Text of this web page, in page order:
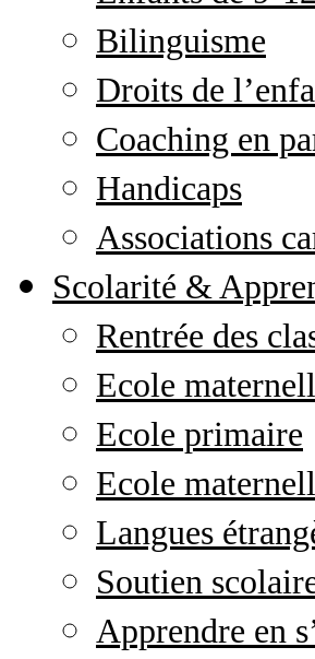
Bilinguisme
Droits de
Coaching en
Handicaps
Associations
Scolarité &
Rentrée des
Ecole
Ecole primaire
Ecole
Langues
Soutien
Apprendre en